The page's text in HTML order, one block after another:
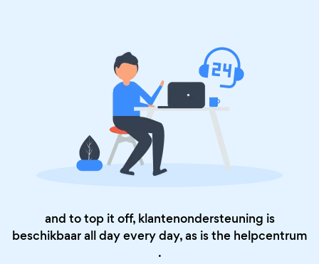
and to top it off, klantenondersteuning is
beschikbaar all day every day, as is the helpcentrum
.